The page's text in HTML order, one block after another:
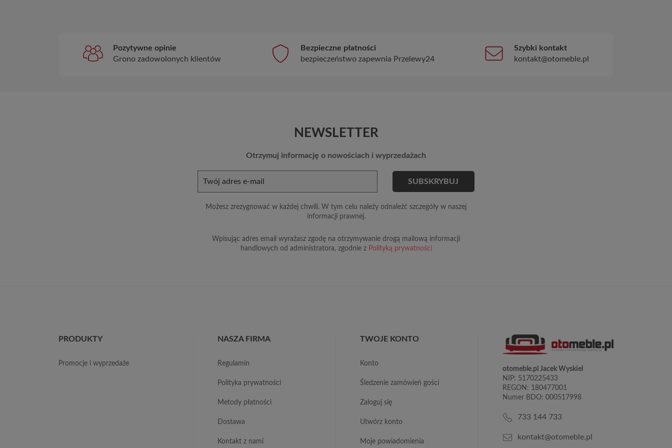
Pozytywne opinie
Grono zadowolonych klientów
Bezpieczne płatności
bezpieczeństwo zapewnia Przelewy24
Szybki kontakt
kontakt@otomeble.pl
NEWSLETTER
Otrzymuj informację o nowościach i wyprzedażach
Możesz zrezygnować w każdej chwili. W tym celu należy odnaleźć szczegóły w naszej
informacji prawnej.
Wpisując adres email wyrażasz zgodę na otrzymywanie drogą mailową informacji
handlowych od administratora, zgodnie z Polityką prywatności
PRODUKTY
promocje i wyprzedaże
NASZA FIRMA
regulamin
polityka prywatności
metody płatności
dostawa
kontakt z nami
TWOJE KONTO
konto
śledzenie zamówień gości
zaloguj się
utwórz konto
moje powiadomienia
otomeble.pl Jacek Wyskiel
NIP: 5170225433
REGON: 180477001
Numer BDO: 000517998
733 144 733
kontakt@otomeble.pl